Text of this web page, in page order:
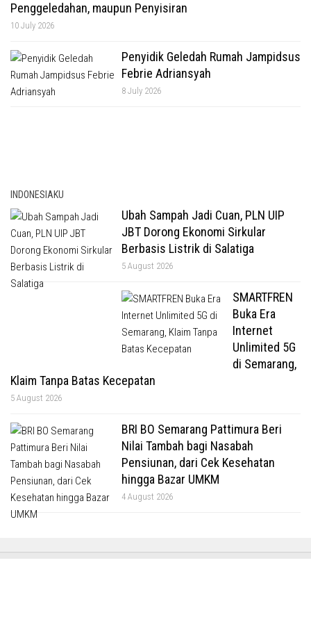
Penggeledahan, maupun Penyisiran
10 July 2026
Penyidik Geledah Rumah Jampidsus
Febrie Adriansyah
8 July 2026
INDONESIAKU
Ubah Sampah Jadi Cuan, PLN UIP
JBT Dorong Ekonomi Sirkular
Berbasis Listrik di Salatiga
5 August 2026
SMARTFREN
Buka Era
Internet
Unlimited 5G
di Semarang,
Klaim Tanpa Batas Kecepatan
5 August 2026
BRI BO Semarang Pattimura Beri
Nilai Tambah bagi Nasabah
Pensiunan, dari Cek Kesehatan
hingga Bazar UMKM
4 August 2026